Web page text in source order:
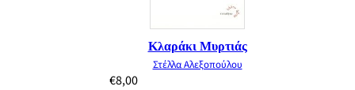
Κλαράκι Μυρτιάς
Στέλλα Αλεξοπούλου
€8,00